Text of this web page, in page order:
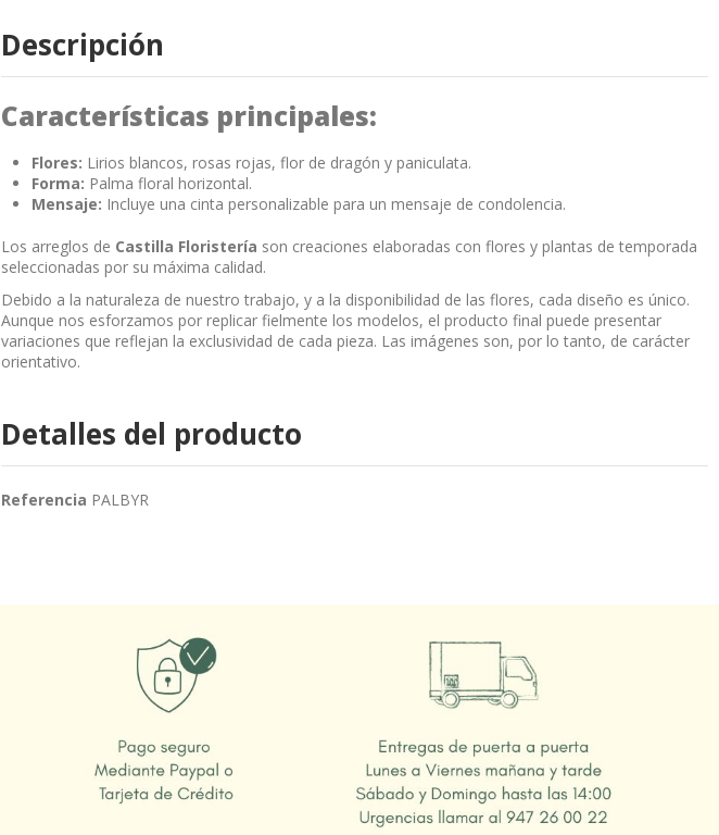
Descripción
Características principales:
Flores: Lirios blancos, rosas rojas, flor de dragón y paniculata.
Forma: Palma floral horizontal.
Mensaje: Incluye una cinta personalizable para un mensaje de condolencia.
Los arreglos de Castilla Floristería son creaciones elaboradas con flores y plantas de temporada
seleccionadas por su máxima calidad.
Debido a la naturaleza de nuestro trabajo, y a la disponibilidad de las flores, cada diseño es único.
Aunque nos esforzamos por replicar fielmente los modelos, el producto final puede presentar
variaciones que reflejan la exclusividad de cada pieza. Las imágenes son, por lo tanto, de carácter
orientativo.
Detalles del producto
Referencia PALBYR